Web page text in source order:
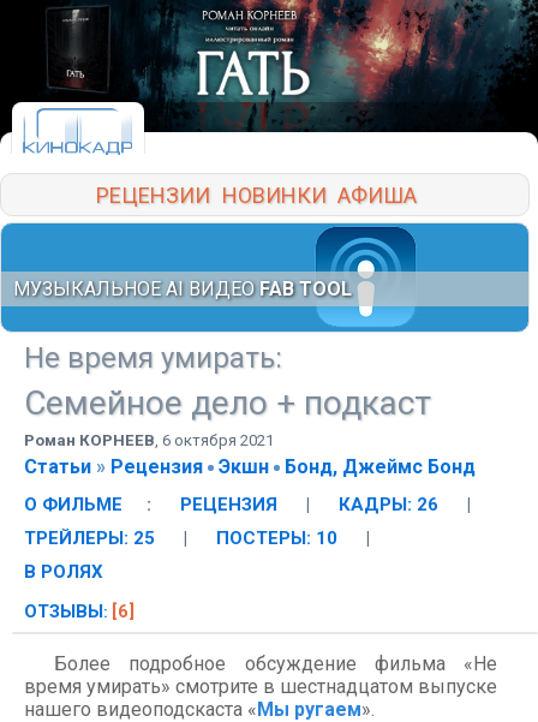
РЕЦЕНЗИИ НОВИНКИ АФИША
МУЗЫКАЛЬНОЕ AI ВИДЕО FAB TOOL
Не время умирать:
Семейное дело + подкаст
Роман КОРНЕЕВ, 6 октября 2021
Статьи » Рецензия Экшн Бонд, Джеймс Бонд
О ФИЛЬМЕ : РЕЦЕНЗИЯ | КАДРЫ: 26
|
ТРЕЙЛЕРЫ: 25
| ПОСТЕРЫ: 10
|
В РОЛЯХ
ОТЗЫВЫ: [6]
Более подробное обсуждение фильма «Не
время умирать» смотрите в шестнадцатом выпуске
нашего видеоподскаста «Мы ругаем».